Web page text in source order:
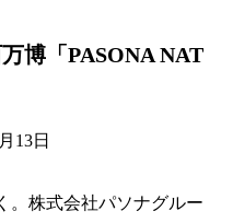
博「PASONA NAT
13日
。株式会社パソナグルー